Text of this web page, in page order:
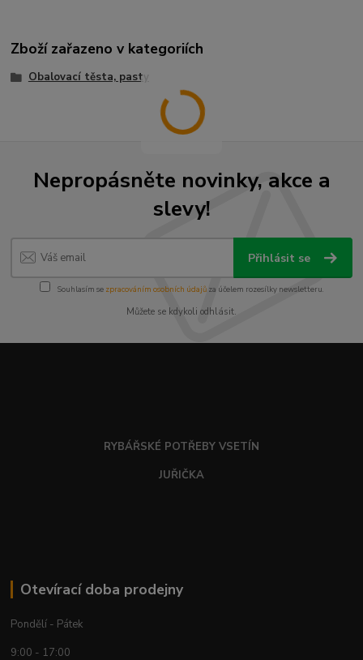
Zboží zařazeno v kategoriích
Obalovací těsta, pasty
Nepropásněte novinky, akce a
slevy!
Přihlásit se
Souhlasím se zpracováním osobních údajůza účelem rozesílky newsletteru.
Můžete se kdykoli odhlásit.
RYBÁŘSKÉ POTŘEBY VSETÍN
JUŘIČKA
Otevírací doba prodejny
Pondělí - Pátek
9:00 - 17:00